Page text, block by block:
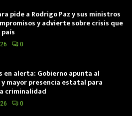
pide a Rodrigo Paz y sus ministros
y advierte sobre crisis que
0
en alerta: Gobierno apunta al
mayor presencia estatal para
criminalidad
0